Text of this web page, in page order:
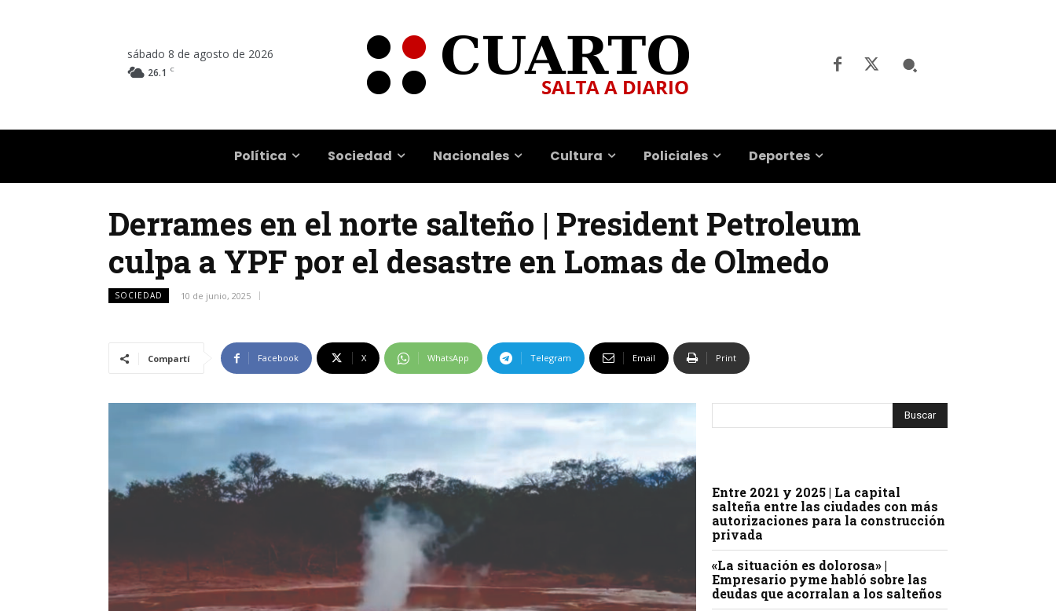
sábado 8 de agosto de 2026
26.1 C
Política Sociedad Nacionales Cultura Policiales Deportes
Derrames en el norte salteño | President Petroleum
culpa a YPF por el desastre en Lomas de Olmedo
SOCIEDAD 10 de junio, 2025
Compartí Facebook X WhatsApp Telegram Email Print
Entre 2021 y 2025 | La capital
salteña entre las ciudades con más
autorizaciones para la construcción
privada
«La situación es dolorosa» |
Empresario pyme habló sobre las
deudas que acorralan a los salteños